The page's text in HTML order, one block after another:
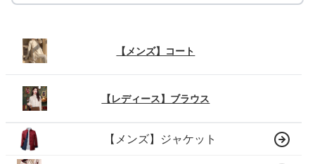
【メンズ】コート
【レディース】ブラウス
【メンズ】ジャケット